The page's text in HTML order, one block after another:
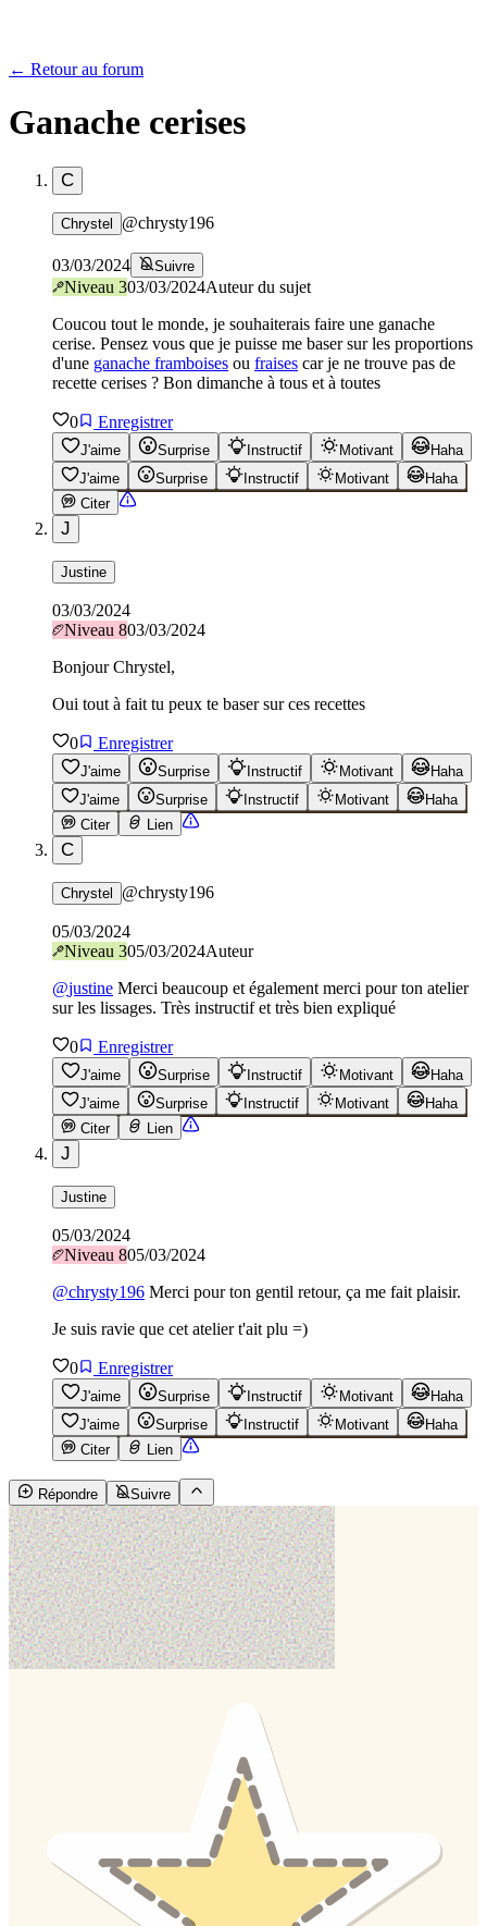
← Retour au forum
Ganache cerises
C
Chrystel @chrysty196
03/03/2024 Suivre
Niveau 303/03/2024Auteur du sujet
Coucou tout le monde, je souhaiterais faire une ganache
cerise. Pensez vous que je puisse me baser sur les proportions
d'une ganache framboises ou fraises car je ne trouve pas de
recette cerises ? Bon dimanche à tous et à toutes
0 Enregistrer
J'aime Surprise Instructif Motivant
Haha
J'aime
Surprise Instructif Motivant
Haha
Citer
J
Justine
03/03/2024
Niveau 803/03/2024
Bonjour Chrystel,
Oui tout à fait tu peux te baser sur ces recettes
0 Enregistrer
J'aime Surprise Instructif Motivant
Haha
J'aime
Surprise Instructif Motivant
Haha
Citer
Lien
C
Chrystel @chrysty196
05/03/2024
Niveau 305/03/2024Auteur
@justine Merci beaucoup et également merci pour ton atelier
sur les lissages. Très instructif et très bien expliqué
0 Enregistrer
J'aime Surprise Instructif Motivant
Haha
J'aime
Surprise Instructif Motivant
Haha
Citer
Lien
J
Justine
05/03/2024
Niveau 805/03/2024
@chrysty196 Merci pour ton gentil retour, ça me fait plaisir.
Je suis ravie que cet atelier t'ait plu =)
0 Enregistrer
J'aime Surprise Instructif Motivant
Haha
J'aime
Surprise Instructif Motivant
Haha
Citer
Lien
Répondre Suivre